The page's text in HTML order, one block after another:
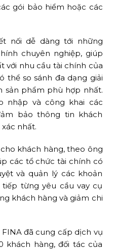
gói bảo hiểm hoặc các
nối dễ dàng tới những
chuyên nghiệp, giúp
với nhu cầu tài chính của
thể so sánh đa dạng giải
sản phẩm phù hợp nhất.
nhập và công khai các
bảo thông tin khách
nhất.
khách hàng, theo ông
các tổ chức tài chính có
và quản lý các khoản
từng yêu cầu vay cụ
khách hàng và giảm chi
đã cung cấp dịch vụ
khách hàng, đối tác của